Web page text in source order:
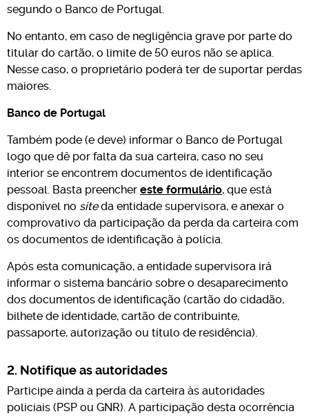
segundo o Banco de Portugal.
No entanto, em caso de negligência grave por parte do
titular do cartão, o limite de 50 euros não se aplica.
Nesse caso, o proprietário poderá ter de suportar perdas
maiores.
Banco de Portugal
Também pode (e deve) informar o Banco de Portugal
logo que dê por falta da sua carteira, caso no seu
interior se encontrem documentos de identificação
pessoal. Basta preencher este formulário, que está
disponível no siteda entidade supervisora, e anexar o
comprovativo da participação da perda da carteira com
os documentos de identificação à polícia.
Após esta comunicação, a entidade supervisora irá
informar o sistema bancário sobre o desaparecimento
dos documentos de identificação (cartão do cidadão,
bilhete de identidade, cartão de contribuinte,
passaporte, autorização ou título de residência).
2. Notifique as autoridades
Participe ainda a perda da carteira às autoridades
policiais (PSP ou GNR). A participação desta ocorrência